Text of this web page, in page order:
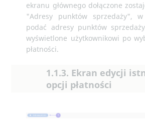
ekranu głównego dołączone
"Adresy punktów sprzedaży",
podać adresy punktów
wyświetlone użytkownikowi po
płatności.
1.1.3. Ekran edycji
opcji płatności